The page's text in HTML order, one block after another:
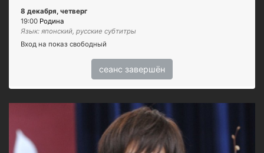
8 декабря, четверг
19:00 Родина
Язык: японский, русские субтитры
Вход на показ свободный
сеанс завершён